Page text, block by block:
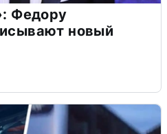
Федору
новый